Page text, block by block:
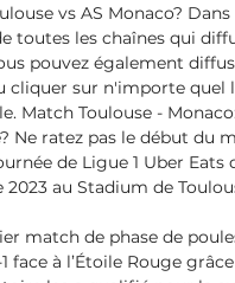
vs AS Monaco?
toutes les chaînes qui
pouvez également
cliquer sur n'importe quel
Match Toulouse -
Ne ratez pas le début du
de Ligue 1 Uber
au Stadium de
match de phase de
face à l’Étoile Rouge